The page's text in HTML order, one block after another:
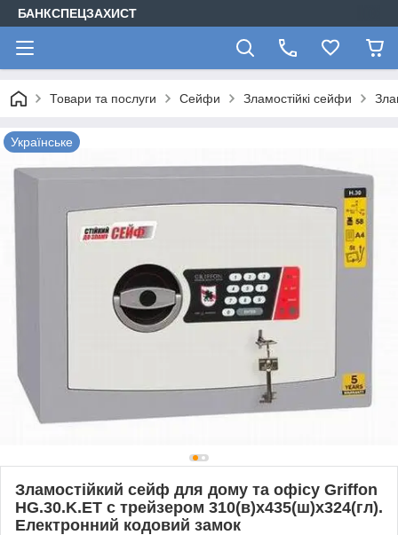
БАНКСПЕЦЗАХИСТ
Товари та послуги Сейфи Зламостійкі сейфи
Українське
Зламостійкий сейф для дому та офісу Griffon
HG.30.K.ET с трейзером 310(в)х435(ш)х324(гл).
Електронний кодовий замок